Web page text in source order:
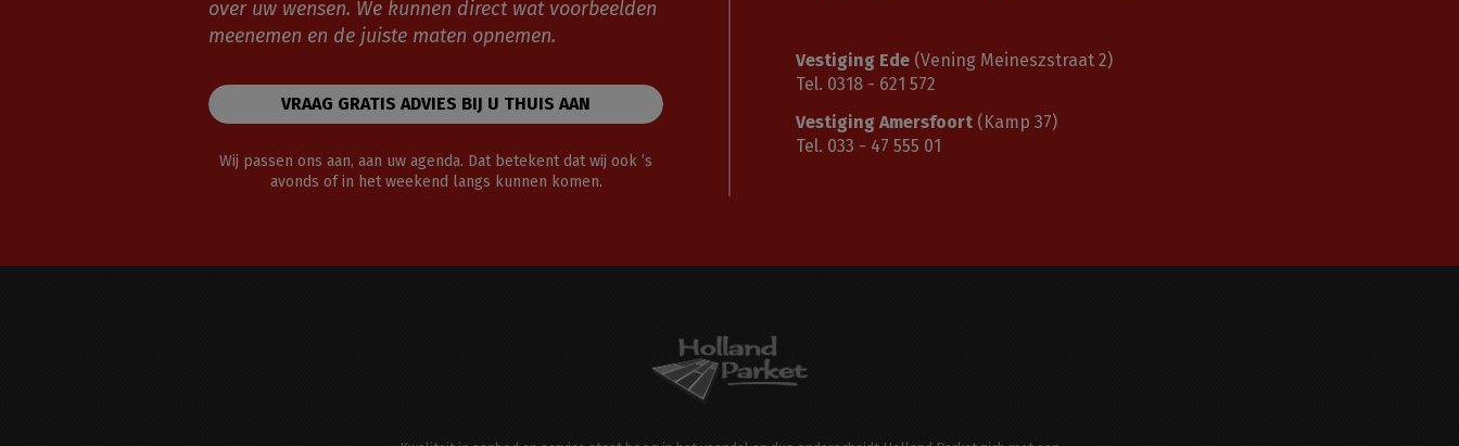
over uw wensen. We kunnen direct wat voorbeelden
meenemen en de juiste maten opnemen.
VRAAG GRATIS ADVIES BIJ U THUIS AAN
Wij passen ons aan, aan uw agenda. Dat betekent dat wij ook ’s
avonds of in het weekend langs kunnen komen.
Vestiging Ede (Vening Meineszstraat 2)
Tel. 0318 - 621 572
Vestiging Amersfoort (Kamp 37)
Tel. 033 - 47 555 01